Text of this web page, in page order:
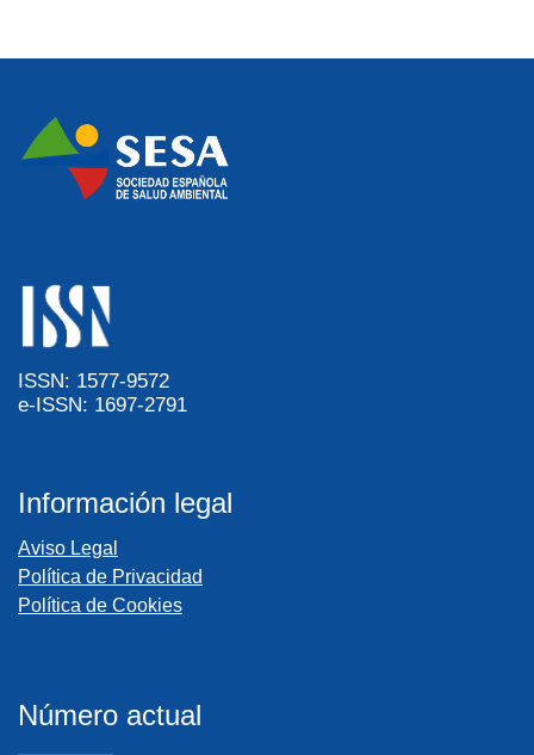
ISSN: 1577-9572
e-ISSN: 1697-2791
Información legal
Aviso Legal
Política de Privacidad
Política de Cookies
Número actual